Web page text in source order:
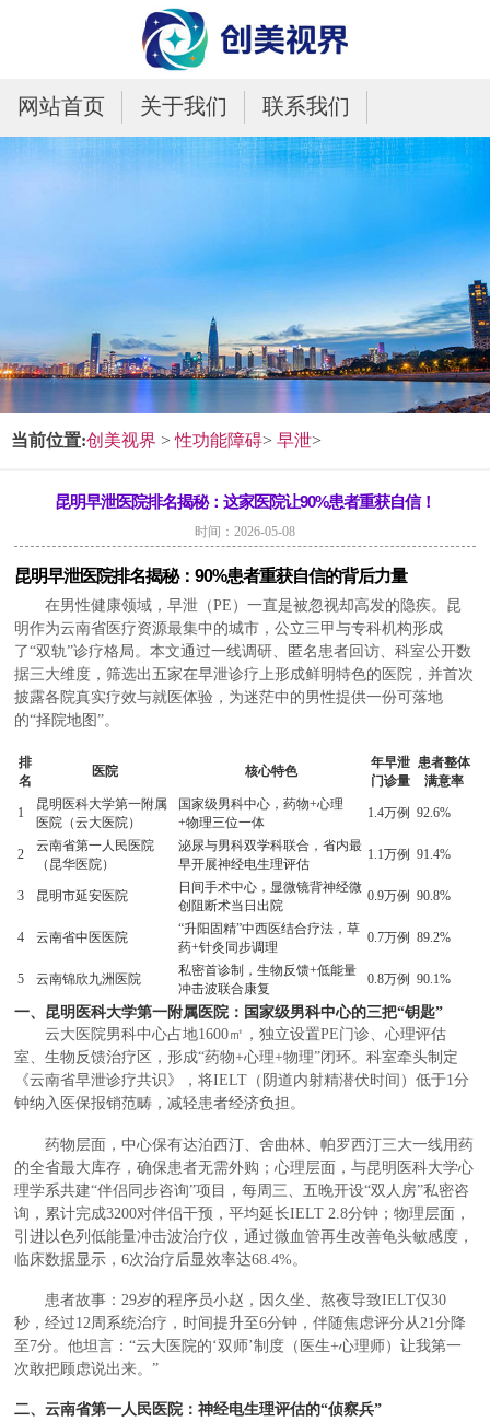
网站首页 关于我们 联系我们
当前位置:创美视界 >性功能障碍> 早泄>
昆明早泄医院排名揭秘：这家医院让90%患者重获自信！
时间：2026-05-08
昆明早泄医院排名揭秘：90%患者重获自信的背后力量
在男性健康领域，早泄（PE）一直是被忽视却高发的隐疾。昆
明作为云南省医疗资源最集中的城市，公立三甲与专科机构形成
了“双轨”诊疗格局。本文通过一线调研、匿名患者回访、科室公开数
据三大维度，筛选出五家在早泄诊疗上形成鲜明特色的医院，并首次
披露各院真实疗效与就医体验，为迷茫中的男性提供一份可落地
的“择院地图”。
排
名
医院 核心特色
年早泄
门诊量
患者整体
满意率
1
昆明医科大学第一附属
医院（云大医院）
国家级男科中心，药物+心理
+物理三位一体
1.4万例 92.6%
2
云南省第一人民医院
（昆华医院）
泌尿与男科双学科联合，省内最
早开展神经电生理评估
1.1万例 91.4%
3 昆明市延安医院
日间手术中心，显微镜背神经微
创阻断术当日出院
0.9万例 90.8%
4 云南省中医医院
“升阳固精”中西医结合疗法，草
药+针灸同步调理
0.7万例 89.2%
5 云南锦欣九洲医院
私密首诊制，生物反馈+低能量
冲击波联合康复
0.8万例 90.1%
一、昆明医科大学第一附属医院：国家级男科中心的三把“钥匙”
云大医院男科中心占地1600㎡，独立设置PE门诊、心理评估
室、生物反馈治疗区，形成“药物+心理+物理”闭环。科室牵头制定
《云南省早泄诊疗共识》，将IELT（阴道内射精潜伏时间）低于1分
钟纳入医保报销范畴，减轻患者经济负担。
药物层面，中心保有达泊西汀、舍曲林、帕罗西汀三大一线用药
的全省最大库存，确保患者无需外购；心理层面，与昆明医科大学心
理学系共建“伴侣同步咨询”项目，每周三、五晚开设“双人房”私密咨
询，累计完成3200对伴侣干预，平均延长IELT 2.8分钟；物理层面，
引进以色列低能量冲击波治疗仪，通过微血管再生改善龟头敏感度，
临床数据显示，6次治疗后显效率达68.4%。
患者故事：29岁的程序员小赵，因久坐、熬夜导致IELT仅30
秒，经过12周系统治疗，时间提升至6分钟，伴随焦虑评分从21分降
至7分。他坦言：“云大医院的‘双师’制度（医生+心理师）让我第一
次敢把顾虑说出来。”
二、云南省第一人民医院：神经电生理评估的“侦察兵”